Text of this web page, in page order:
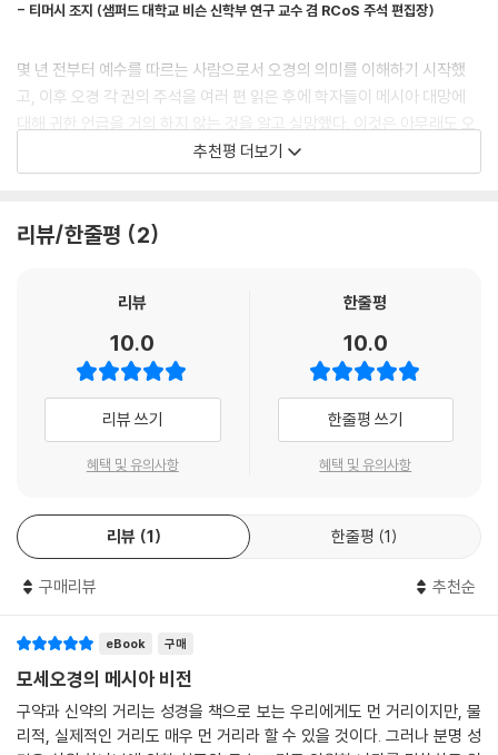
니지만 세일해머의 작품에 익숙한 분은 이 책이 특히 방법론과 오경의 종
해머가 걸었던 일반적 경로를 따르고 있음을 빠르게 인식할 것이다. 동시
에 주의 깊게 비교하면 이 책이 주해적으로 일부 핵심 요점(예. 창 3:15)에
서 세일해머의 견해와 다르고, 다른 요점(예. 27:27-29; 49:8-12)에서
는 세일해머보다 훨씬 멀리 나간다는 것도 확인할 것이다. 따라서 세일해
머는 내가 내린 어떤 결론에 대해서는 동의하지 않을 것이라고 생각한다.
것이다. 내가 핵심 지점에서 세일해머를 따랐다는 것은 내가 종종 세일해
동시에 오경에서 메시아 사상을 그 이상으로 훨씬 깊이 제시한다고 생각되
는 다른 내용도 찾아냈다. 과거에 세일해머는 오경에는 찾아낼 것이 여전
히 많다고 믿는다고 말한 적이 있다. 나는 내가 그중 일부를 찾아냈기를 바
란다. 메시아 사상이 충분히 실현되고 각 사람의 공적이 불로 시험받을(고
전 3:13) 그날까지 내가 얼마나 충실하게 오경의 메시아 사상을 제시했는
지 판단하는 것은 각 독자의 몫이 될 것이다.
- 티머시 조지 (샘퍼드 대학교 비슨 신학부 연구 교수 겸 RCoS 주석 편집장)
몇 년 전부터 예수를 따르는 사람으로서 오경의 의미를 이해하기 시작했
고, 이후 오경 각 권의 주석을 여러 편 읽은 후에 학자들이 메시아 대망에
대해 귀한 언급을 거의 하지 않는 것을 알고 실망했다. 이것은 아무래도 오
경의 문법적-역사적 해석에 대한 학문적 연구 어디에도 메시아가 들어설
자리가 없다는 것을 의미했다. 첸 박사의 책은 학문적으로 오경의 문자적
다. 학자만 아니라 평신도에게도 이 책을 강력히 추천한다.
게 적용하고 확장하여 오경 메시아 비전의 의미를 조명한다. 이 책은 모세
오경에서 발견되는 메시아 예언의 네트워크가 신학 메시지의 중심에 있는
메시아에 대한 일관되고 포괄적인 비전을 투사하기 위해 설계되고 의도된
복잡한 배열 또는 상호 연관된 렌즈로 이해할 수 있다고 주장하며 널리 관
심을 끌고 있다. 첸은 자신의 접근 방식과 관련된 여러 가지 복잡한 해석학
일된 메시아 신학의 존재를 가리킨다고 조심스럽게 주장한다. 예언, 모형
론, 점진적 계시, 반복 문제에 대한 관점을 제시하는 이 책은 성경 해석가가
하나님의 말씀을 더욱 일관성 있고 신실하게 읽고, 이해하고, 가르치고, 선
포할 수 있기를 바라며 독자에게 많은 것을 고려할 기회를 제공한다.
복음주의자 등 여러 기독교인은 종종 구약 성경에 대한 ‘그리스도 중심적’
접근법을 옹호하지만, 이것이 실제로 무엇을 의미하는지에 대해 합의는 이
루어지지 않았다. 케빈 첸은 고(故) 존 세일해머의 획기적인 연구를 바탕
추천평 더보기
리뷰/한줄평 2
리뷰
10.0
리뷰 쓰기
혜택 및 유의사항
한줄평
10.0
한줄평 쓰기
혜택 및 유의사항
리뷰 1 한줄평 1
구매리뷰 추천순
eBook 구매
모세오경의 메시아 비전
구약과 신약의 거리는 성경을 책으로 보는 우리에게도 먼 거리이지만, 물
리적, 실제적인 거리도 매우 먼 거리라 할 수 있을 것이다. 그러나 분명 성